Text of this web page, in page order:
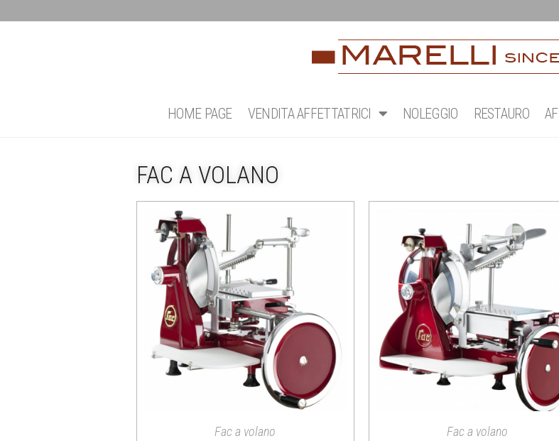
HOME PAGE VENDITA AFFETTATRICI NOLEGGIO RESTAURO
FAC A VOLANO
Fac a volano Fac a volano